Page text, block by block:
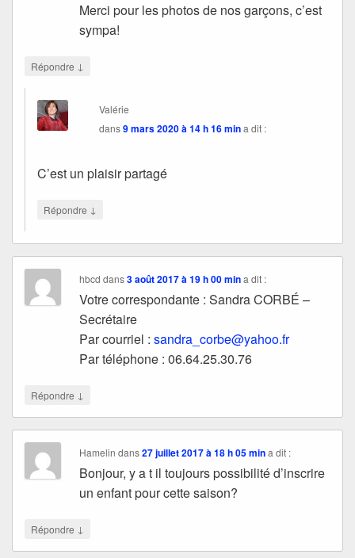
Merci pour les photos de nos garçons, c’est
sympa!
Répondre ↓
Valérie
dans9 mars 2020 à 14 h 16 mina dit :
C’est un plaisir partagé
Répondre ↓
hbcd dans3 août 2017 à 19 h 00 min a dit :
Votre correspondante : Sandra CORBÉ –
Secrétaire
Par courriel :sandra_corbe@yahoo.fr
Par téléphone : 06.64.25.30.76
Répondre ↓
Hamelin dans27 juillet 2017 à 18 h 05 min a dit :
Bonjour, y a t il toujours possibilité d’inscrire
un enfant pour cette saison?
Répondre ↓